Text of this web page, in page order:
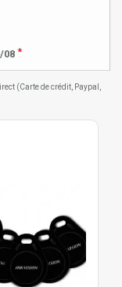
08 *
(Carte de crédit, Paypal,